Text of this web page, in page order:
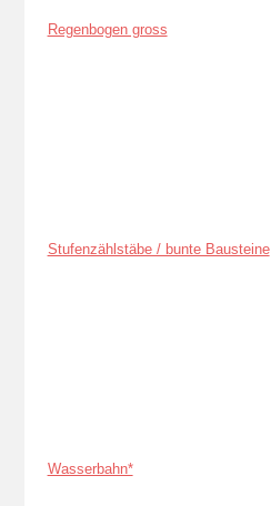
Regenbogen gross
Stufenzählstäbe / bunte Bausteine
Wasserbahn*